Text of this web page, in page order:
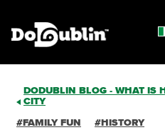
DODUBLIN BLOG - WHAT IS
CITY
#FAMILY FUN #HISTORY